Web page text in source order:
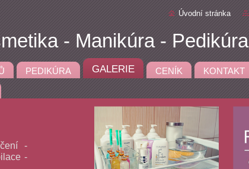
Úvodní stránka
- Manikúra - Pedikúra
PEDIKÚRA GALERIE CENÍK KONTAKT
-
-